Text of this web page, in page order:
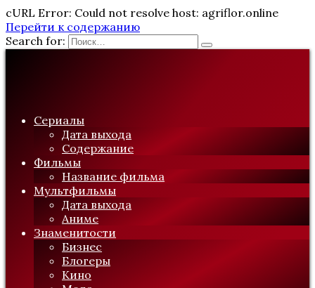
cURL Error: Could not resolve host: agriflor.online
Перейти к содержанию
Search for:
Сериалы
Дата выхода
Содержание
Фильмы
Название фильма
Мультфильмы
Дата выхода
Аниме
Знаменитости
Бизнес
Блогеры
Кино